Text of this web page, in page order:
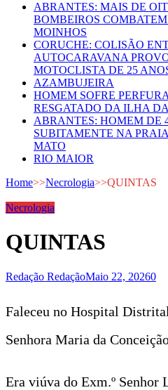
ABRANTES: MAIS DE
BOMBEIROS
MOINHOS
CORUCHE: COLISÃO
AUTOCARAVANA
MOTOCLISTA DE 25
AZAMBUJEIRA
HOMEM SOFRE
RESGATADO DA ILHA
ABRANTES: HOMEM DE
SUBITAMENTE NA
MATO
RIO MAIOR
Home>>Necrologia>>QUINTAS
Necrologia
QUINTAS
Redação RedaçãoMaio 22, 20260
Faleceu no Hospital
Senhora Maria da
Era viúva do Exm.º Senhor